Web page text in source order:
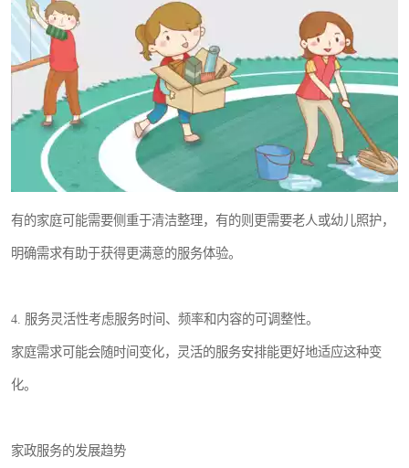
有的家庭可能需要侧重于清洁整理，有的则更需要老人或幼儿照护，
明确需求有助于获得更满意的服务体验。
4. 服务灵活性考虑服务时间、频率和内容的可调整性。
家庭需求可能会随时间变化，灵活的服务安排能更好地适应这种变
化。
家政服务的发展趋势